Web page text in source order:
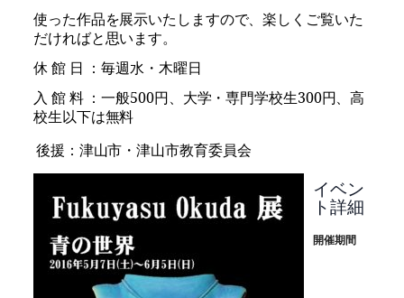
使った作品を展示いたしますので、楽しくご覧いた
だければと思います。
休 館 日 ：毎週水・木曜日
入 館 料 ：一般500円、大学・専門学校生300円、高
校生以下は無料
後援：津山市・津山市教育委員会
イベン
ト詳細
開催期間